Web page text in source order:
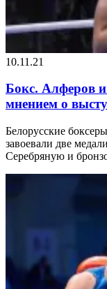
10.11.21
Бокс. Алферов
мнением о
Белорусские
завоевали две
Серебряную и